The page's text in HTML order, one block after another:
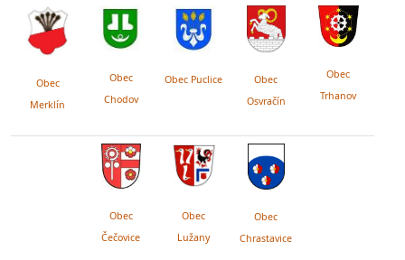
Obec
Merklín
Obec
Chodov
Obec Puclice
Obec
Osvračín
Obec
Trhanov
Obec
Čečovice
Obec
Lužany
Obec
Chrastavice